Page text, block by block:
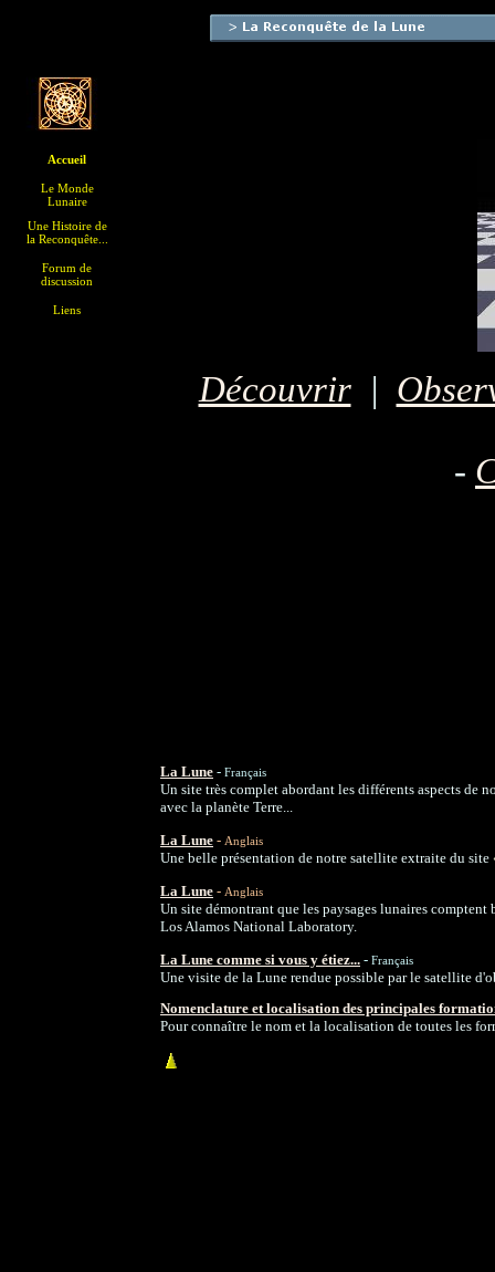
Accueil
Le Monde
Lunaire
Une Histoire de
la Reconquête...
Forum de
discussion
Liens
Découvrir|
-
La Lune - Français
Un site très complet abordant les différents aspects de
avec la planète Terre...
La Lune - Anglais
Une belle présentation de notre satellite extraite du site
La Lune - Anglais
Un site démontrant que les paysages lunaires
Los Alamos National Laboratory.
La Lune comme si vous y étiez... - Français
Une visite de la Lune rendue possible par le satellite
Nomenclature et localisation des principales
Pour connaître le nom et la localisation de toutes les